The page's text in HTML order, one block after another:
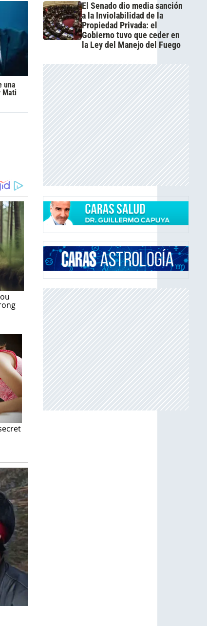
una
Mati
El Senado dio media sanción
a la Inviolabilidad de la
Propiedad Privada: el
Gobierno tuvo que ceder en
la Ley del Manejo del Fuego